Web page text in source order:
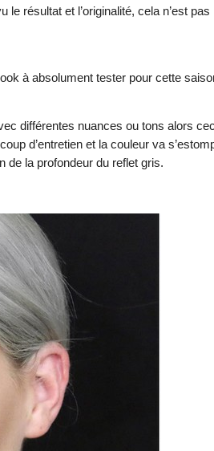
résultat et l’originalité, cela n’est pas
à absolument tester pour cette
différentes nuances ou tons alors
d’entretien et la couleur va
de la profondeur du reflet gris.